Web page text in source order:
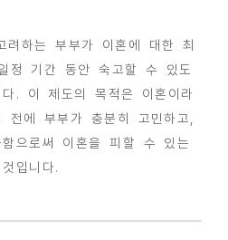
려하는 부부가 이혼에 대한 최
정 기간 동안 숙고할 수 있도
. 이 제도의 목적은 이혼이라
전에 부부가 충분히 고민하고,
으로써 이혼을 피할 수 있는
입니다.